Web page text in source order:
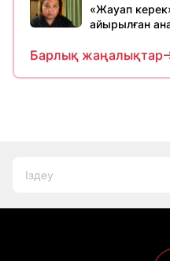
«Жауап
айырылған
Барлық жаңалықтар